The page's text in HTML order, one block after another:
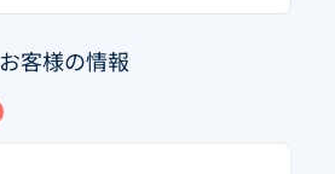
お客様の情報